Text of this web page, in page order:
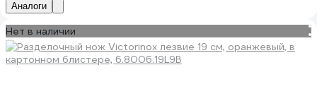
Аналоги
Нет в наличии